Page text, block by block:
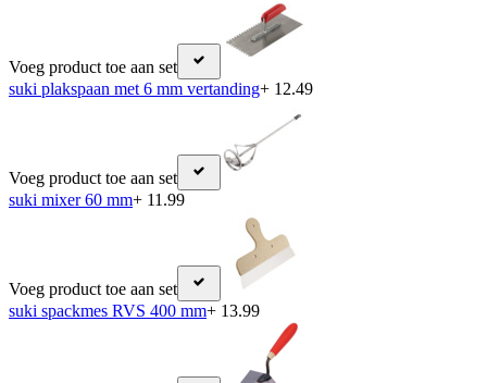
Voeg product toe aan set
suki plakspaan met 6 mm vertanding+ 12.49
Voeg product toe aan set
suki mixer 60 mm+ 11.99
Voeg product toe aan set
suki spackmes RVS 400 mm+ 13.99